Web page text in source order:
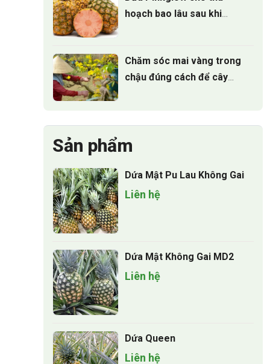
hoạch bao lâu sau khi
Chăm sóc mai vàng trong
chậu đúng cách để cây
Sản phẩm
Dứa Mật Pu Lau Không Gai
Liên hệ
Dứa Mật Không Gai MD2
Liên hệ
Dứa Queen
Liên hệ